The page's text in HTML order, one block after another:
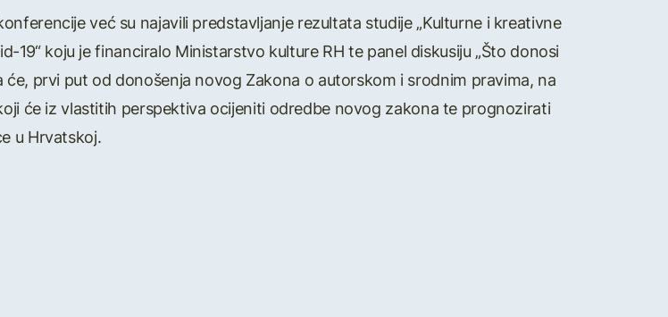
već su najavili predstavljanje rezultata studije „Kulturne i kreativne
19“ koju je financiralo Ministarstvo kulture RH te panel diskusiju „Što donosi
prvi put od donošenja novog Zakona o autorskom i srodnim pravima, na
će iz vlastitih perspektiva ocijeniti odredbe novog zakona te prognozirati
u Hrvatskoj.